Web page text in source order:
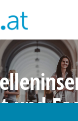
und